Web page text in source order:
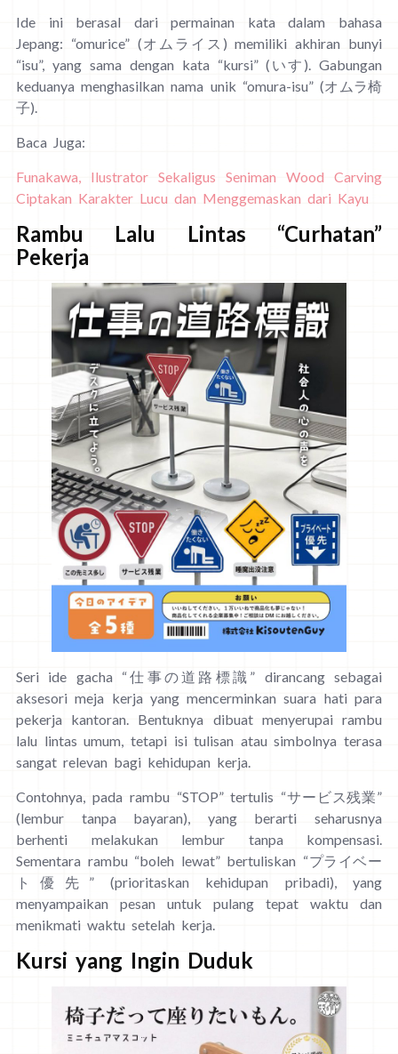
Ide ini berasal dari permainan kata dalam bahasa
Jepang: “omurice” (オムライス) memiliki akhiran bunyi
“isu”, yang sama dengan kata “kursi” (いす). Gabungan
keduanya menghasilkan nama unik “omura-isu” (オムラ椅
子).
Baca Juga:
Funakawa, Ilustrator Sekaligus Seniman Wood Carving
Ciptakan Karakter Lucu dan Menggemaskan dari Kayu
Rambu Lalu Lintas “Curhatan”
Pekerja
Seri ide gacha “仕事の道路標識” dirancang sebagai
aksesori meja kerja yang mencerminkan suara hati para
pekerja kantoran. Bentuknya dibuat menyerupai rambu
lalu lintas umum, tetapi isi tulisan atau simbolnya terasa
sangat relevan bagi kehidupan kerja.
Contohnya, pada rambu “STOP” tertulis “サービス残業”
(lembur tanpa bayaran), yang berarti seharusnya
berhenti melakukan lembur tanpa kompensasi.
Sementara rambu “boleh lewat” bertuliskan “プライベー
ト優先” (prioritaskan kehidupan pribadi), yang
menyampaikan pesan untuk pulang tepat waktu dan
menikmati waktu setelah kerja.
Kursi yang Ingin Duduk